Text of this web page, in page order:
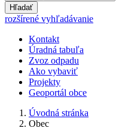
Hľadať
rozšírené vyhľadávanie
Kontakt
Úradná tabuľa
Zvoz odpadu
Ako vybaviť
Projekty
Geoportál obce
Úvodná stránka
Obec